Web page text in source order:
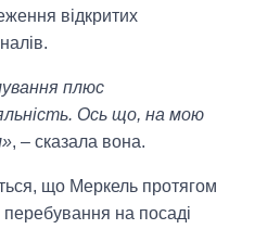
відкритих
плюс
Ось що, на мою
, – сказала вона.
що Меркель протягом
перебування на посаді